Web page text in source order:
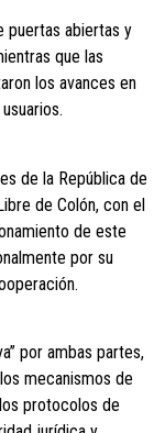
puertas abiertas y
que las
los avances en
de la República de
de Colón, con el
de este
por su
por ambas partes,
mecanismos de
protocolos de